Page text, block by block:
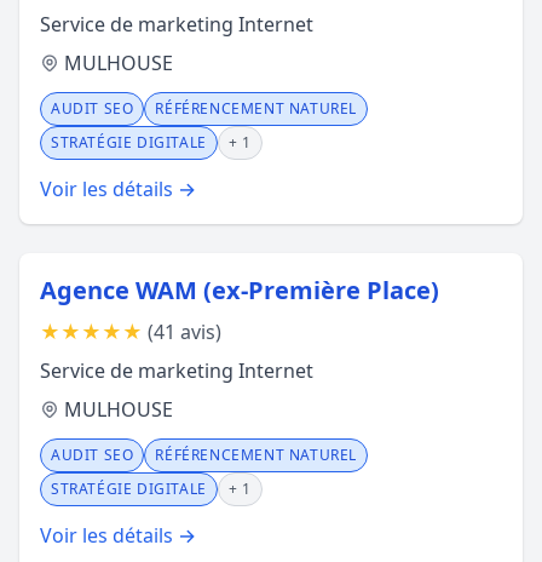
Service de marketing Internet
MULHOUSE
AUDIT SEO
RÉFÉRENCEMENT NATUREL
STRATÉGIE DIGITALE
+ 1
Voir les détails →
Agence WAM (ex-Première Place)
★★★★★ (41 avis)
Service de marketing Internet
MULHOUSE
AUDIT SEO
RÉFÉRENCEMENT NATUREL
STRATÉGIE DIGITALE
+ 1
Voir les détails →